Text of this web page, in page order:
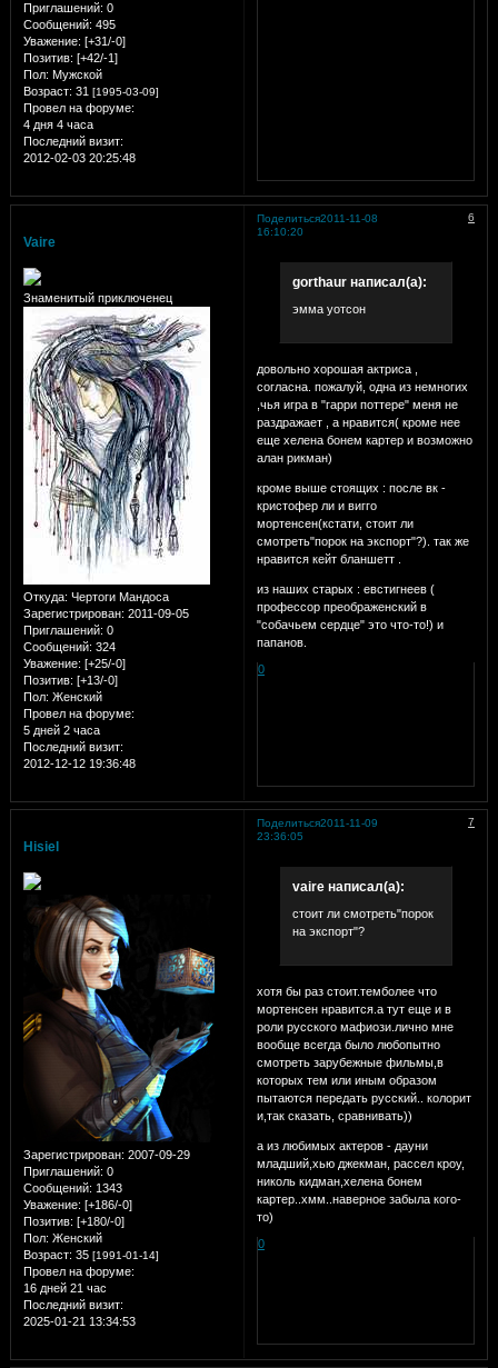
Приглашений: 0
Сообщений: 495
Уважение: [+31/-0]
Позитив: [+42/-1]
Пол: Мужской
Возраст: 31 [1995-03-09]
Провел на форуме:
4 дня 4 часа
Последний визит:
2012-02-03 20:25:48
Поделиться 6
2011-11-08
16:10:20
Vaire
Знаменитый приключенец
Откуда: Чертоги Мандоса
Зарегистрирован: 2011-09-05
Приглашений: 0
Сообщений: 324
Уважение: [+25/-0]
Позитив: [+13/-0]
Пол: Женский
Провел на форуме:
5 дней 2 часа
Последний визит:
2012-12-12 19:36:48
gorthaur написал(а):
эмма уотсон
довольно хорошая актриса ,
согласна. пожалуй, одна из немногих
,чья игра в "гарри поттере" меня не
раздражает , а нравится( кроме нее
еще хелена бонем картер и возможно
алан рикман)
кроме выше стоящих : после вк -
кристофер ли и вигго
мортенсен(кстати, стоит ли
смотреть"порок на экспорт"?). так же
нравится кейт бланшетт .
из наших старых : евстигнеев (
профессор преображенский в
"собачьем сердце" это что-то!) и
папанов.
0
Поделиться 7
2011-11-09
23:36:05
Hisiel
Зарегистрирован: 2007-09-29
Приглашений: 0
Сообщений: 1343
Уважение: [+186/-0]
Позитив: [+180/-0]
Пол: Женский
Возраст: 35 [1991-01-14]
Провел на форуме:
16 дней 21 час
Последний визит:
2025-01-21 13:34:53
vaire написал(а):
стоит ли смотреть"порок
на экспорт"?
хотя бы раз стоит.темболее что
мортенсен нравится.а тут еще и в
роли русского мафиози.лично мне
вообще всегда было любопытно
смотреть зарубежные фильмы,в
которых тем или иным образом
пытаются передать русский.. колорит
и,так сказать, сравнивать))
а из любимых актеров - дауни
младший,хью джекман, рассел кроу,
николь кидман,хелена бонем
картер..хмм..наверное забыла кого-
то)
0